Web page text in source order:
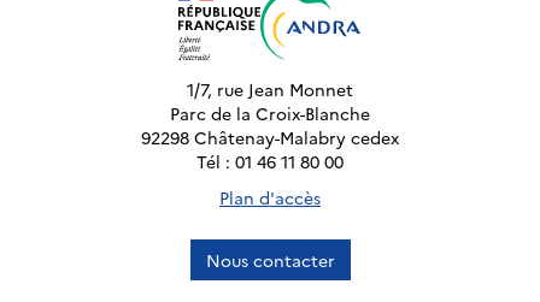
1/7, rue Jean Monnet
Parc de la Croix-Blanche
92298 Châtenay-Malabry cedex
Tél : 01 46 11 80 00
Plan d'accès
Nous contacter